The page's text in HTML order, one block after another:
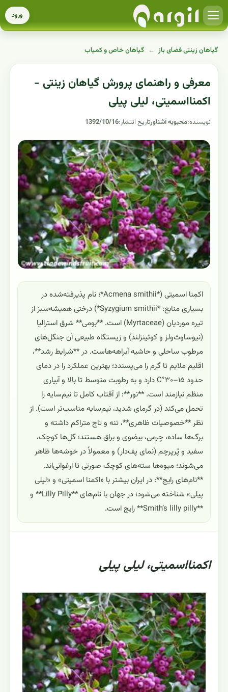
ورود
گیاهان زینتی فضای باز ← گیاهان خاص و کمیاب
معرفی و راهنمای پرورش گیاهان زینتی -
اکمنااسمیتی، لیلی پیلی
نویسنده:محبوبه آشناورتاریخ انتشار:1392/10/16
اکمِنا اسمیتی (*Acmena smithii*؛ نام پذیرفته‌شده در
بسیاری منابع: *Syzygium smithii*) درختی همیشه‌سبز از
تیره موردیان (Myrtaceae) است. **بومی** شرق استرالیا
(نیوساوث‌ولز و کوئینزلند) و زیستگاه طبیعی آن جنگل‌های
مرطوب ساحلی و حاشیه آبراهه‌هاست. در **شرایط رشد**،
اقلیم ملایم تا گرم را می‌پسندد؛ بهترین عملکرد را در دمای
حدود ۱۵–۳۰°C دارد و به رطوبت متوسط تا بالا و آبیاری
منظم نیازمند است. **نور**: از آفتاب کامل تا نیم‌سایه را
تحمل می‌کند (در گرمای شدید، نیم‌سایه مناسب‌تر است). از
نظر **خصوصیات ظاهری**، تنه و تاج متراکم داشته و
برگ‌ها ساده، چرمی، بیضوی و براق هستند؛ گل‌ها کوچک،
سفید و پُرپرچم (نمای پف‌دار) و معمولاً در خوشه‌ها ظاهر
می‌شوند؛ میوه‌ها سته‌های کوچک صورتی تا ارغوانی‌اند.
**نام‌های رایج**: در ایران بیشتر با «اکمنا اسمیتی» و «لیلی
پیلی» شناخته می‌شود؛ در جهان با نام‌های **Lilly Pilly** و
**Smith’s lilly pilly** رایج است.
اکمنااسمیتی، لیلی پیلی